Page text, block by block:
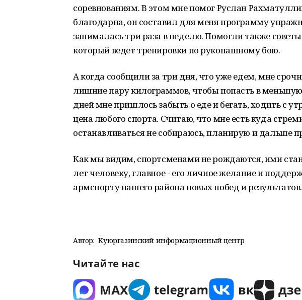
соревнованиям. В этом мне помог Руслан
благодарна, он составил для меня программу
занималась три раза в неделю. Помогли также
который ведет тренировки по рукопашному бою.
А когда сообщили за три дня, что уже едем, мне
лишние пару килограммов, чтобы попасть в
дней мне пришлось забыть о еде и бегать, ходить с
цена любого спорта. Считаю, что мне есть куда
останавливаться не собираюсь, планирую и дальше
Как мы видим, спортсменами не рождаются, ими
лет человеку, главное - его личное желание и
армспорту нашего района новых побед и
Автор: Куюргазинский информационный центр
Читайте нас